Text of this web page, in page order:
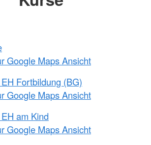
Google Maps Ansicht
Fortbildung (BG)
Google Maps Ansicht
am Kind
Google Maps Ansicht